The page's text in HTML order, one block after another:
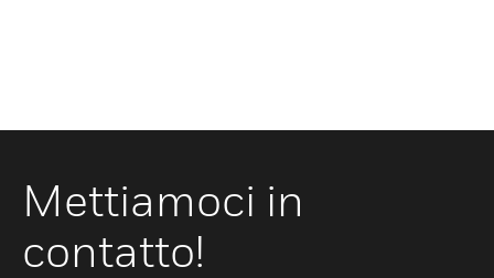
Mettiamoci in
contatto!